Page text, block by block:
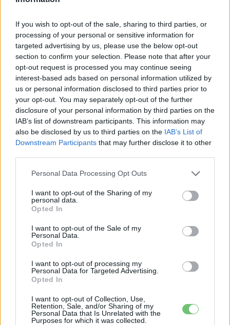
If you wish to opt-out of the sale, sharing to third parties, or
processing of your personal or sensitive information for
targeted advertising by us, please use the below opt-out
section to confirm your selection. Please note that after your
opt-out request is processed you may continue seeing
interest-based ads based on personal information utilized by
us or personal information disclosed to third parties prior to
your opt-out. You may separately opt-out of the further
disclosure of your personal information by third parties on the
IAB’s list of downstream participants. This information may
also be disclosed by us to third parties on the IAB’s List of
Downstream Participants that may further disclose it to other
Personal Data Processing Opt Outs
I want to opt-out of the Sharing of my
personal data.
Opted In
I want to opt-out of the Sale of my
Personal Data.
Opted In
I want to opt-out of processing my
Personal Data for Targeted Advertising.
Opted In
I want to opt-out of Collection, Use,
Retention, Sale, and/or Sharing of my
Personal Data that Is Unrelated with the
Purposes for which it was collected.
A Tesla Model X öntudatra ébredt és
kinyitotta az ajtajait
e-cars.hu 2017-09-28 0 hozzászólás
Daimler
A Daimler is önvezető kamionokat
e-cars.hu - 2017-09-28 0 hozzászólás